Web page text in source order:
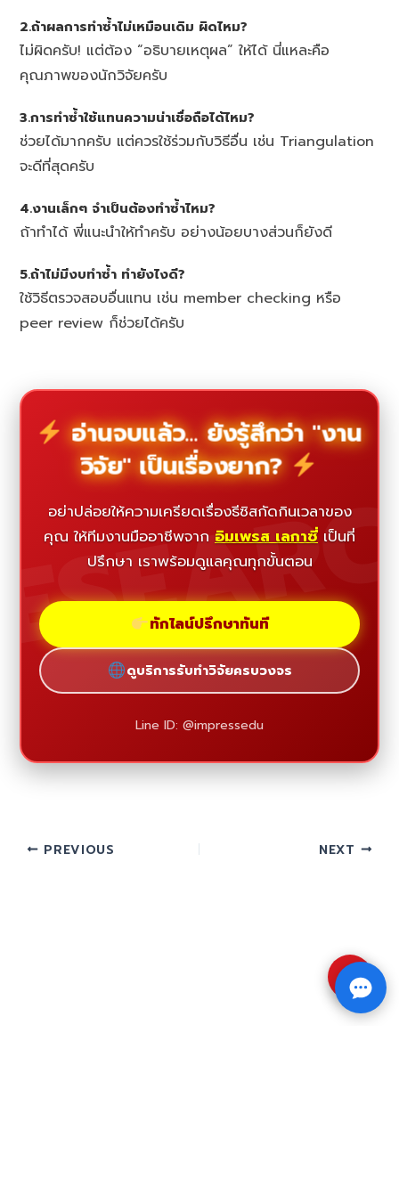
2.ถ้าผลการทำซ้ำไม่เหมือนเดิม ผิดไหม?
ไม่ผิดครับ! แต่ต้อง “อธิบายเหตุผล” ให้ได้ นี่แหละคือ
คุณภาพของนักวิจัยครับ
3.การทำซ้ำใช้แทนความน่าเชื่อถือได้ไหม?
ช่วยได้มากครับ แต่ควรใช้ร่วมกับวิธีอื่น เช่น Triangulation
จะดีที่สุดครับ
4.งานเล็กๆ จำเป็นต้องทำซ้ำไหม?
ถ้าทำได้ พี่แนะนำให้ทำครับ อย่างน้อยบางส่วนก็ยังดี
5.ถ้าไม่มีงบทำซ้ำ ทำยังไงดี?
ใช้วิธีตรวจสอบอื่นแทน เช่น member checking หรือ
peer review ก็ช่วยได้ครับ
อ่านจบแล้ว... ยังรู้สึกว่า "งาน
วิจัย" เป็นเรื่องยาก?
อย่าปล่อยให้ความเครียดเรื่องธีซิสกัดกินเวลาของ
คุณ ให้ทีมงานมืออาชีพจาก อิมเพรส เลกาซี่ เป็นที่
ปรึกษา เราพร้อมดูแลคุณทุกขั้นตอน
ทักไลน์ปรึกษาทันที
ดูบริการรับทำวิจัยครบวงจร
Line ID: @impressedu
PREVIOUS NEXT
⇧